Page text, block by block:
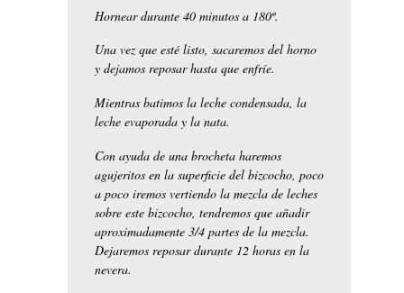
Hornear durante 40 minutos a 180º.
Una vez que esté listo, sacaremos del horno
y dejamos reposar hasta que enfríe.
Mientras batimos la leche condensada, la
leche evaporada y la nata.
Con ayuda de una brocheta haremos
agujeritos en la superficie del bizcocho, poco
a poco iremos vertiendo la mezcla de leches
sobre este bizcocho, tendremos que añadir
aproximadamente 3/4 partes de la mezcla.
Dejaremos reposar durante 12 horas en la
nevera.